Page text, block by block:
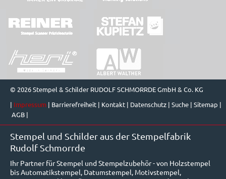
© 2026 Stempel & Schilder RUDOLF SCHMORRDE GmbH & Co. KG
| Impressum | Barrierefreiheit | Kontakt | Datenschutz | Suche | Sitemap |
AGB |
Stempel und Schilder aus der Stempelfabrik
Rudolf Schmorrde
Ihr Partner für Stempel und Stempelzubehör - von Holzstempel
bis Automatikstempel, Datumstempel, Motivstempel,